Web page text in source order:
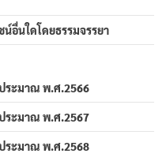
อื่นใดโดยธรรมจรรยา
ระมาณ พ.ศ.2566
ระมาณ พ.ศ.2567
ระมาณ พ.ศ.2568